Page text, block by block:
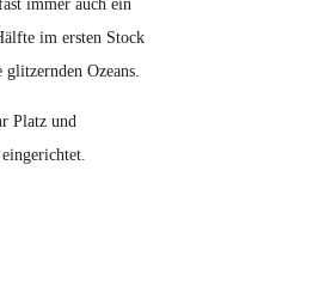
immer auch ein
im ersten Stock
Ozeans.
Platz und